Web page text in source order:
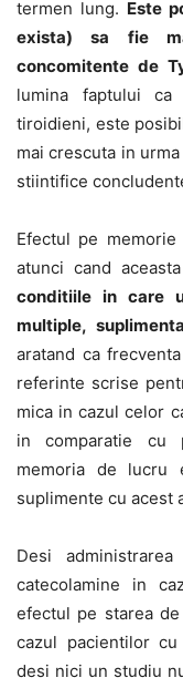
termen lung. Este
exista) sa fie
concomitente de
lumina faptului
tiroidieni, este
mai crescuta in
stiintifice
Efectul pe
atunci cand
conditiile in care
multiple,
aratand ca
referinte scrise
mica in cazul celor
in comparatie cu
memoria de lucru
suplimente cu acest
Desi
catecolamine in
efectul pe starea
cazul pacientilor
desi nici un studiu